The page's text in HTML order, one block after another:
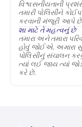
વિશ્વસનીયતાની
તમારી પોલિસીને
કરવાની મંજૂરી આપે
શા માટે તે મહત્વનું છે
તમારા અને તમારા
હોવું જોઈએ. અમારા
પોલિસીનું સંચાલન
ત્યાં લઈ જાય ત્યાં
કરે છે.